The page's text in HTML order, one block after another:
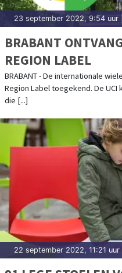
23 september 2022, 9:54 uur
BRABANT
REGION LABEL
BRABANT - De internationale
Region Label toegekend. De
die [...]
22 september 2022, 11:21 uur